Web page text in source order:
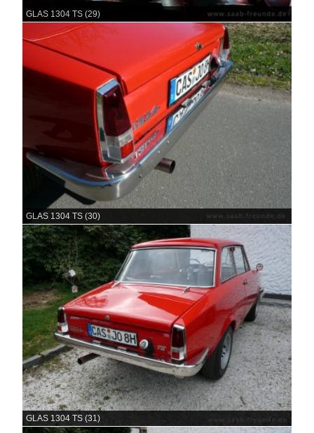
GLAS 1304 TS (29)
GLAS 1304 TS (30)
GLAS 1304 TS (31)